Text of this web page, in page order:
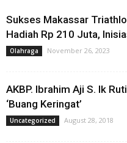
Sukses Makassar
Hadiah Rp 210 Juta,
Olahraga November 26, 2023
AKBP. Ibrahim Aji S. Ik
‘Buang Keringat’
Uncategorized August 28, 2018